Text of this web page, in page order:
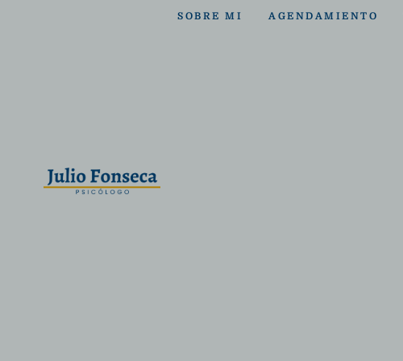
SOBRE MI AGENDAMIENTO